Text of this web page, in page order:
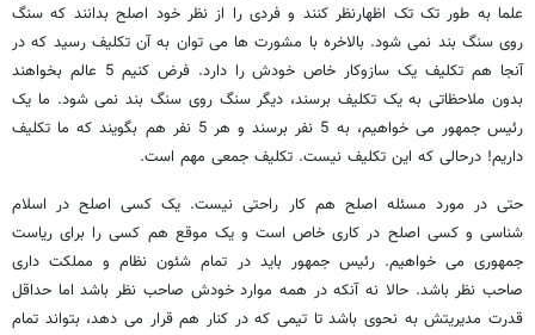
علما به طور تک تک اظهارنظر کنند و فردی را از نظر خود اصلح بدانند که سنگ
روی سنگ بند نمی شود. بالاخره با مشورت ها می توان به آن تکلیف رسید که در
آنجا هم تکلیف یک سازوکار خاص خودش را دارد. فرض کنیم 5 عالم بخواهند
بدون ملاحظاتی به یک تکلیف برسند، دیگر سنگ روی سنگ بند نمی شود. ما یک
رئیس جمهور می خواهیم، به 5 نفر برسند و هر 5 نفر هم بگویند که ما تکلیف
داریم! درحالی که این تکلیف نیست. تکلیف جمعی مهم است.
حتی در مورد مسئله اصلح هم کار راحتی نیست. یک کسی اصلح در اسلام
شناسی و کسی اصلح در کاری خاص است و یک موقع هم کسی را برای ریاست
جمهوری می خواهیم. رئیس جمهور باید در تمام شئون نظام و مملکت داری
صاحب نظر باشد. حالا نه آنکه در همه موارد خودش صاحب نظر باشد اما حداقل
قدرت مدیریتش به نحوی باشد تا تیمی که در کنار هم قرار می دهد، بتواند تمام